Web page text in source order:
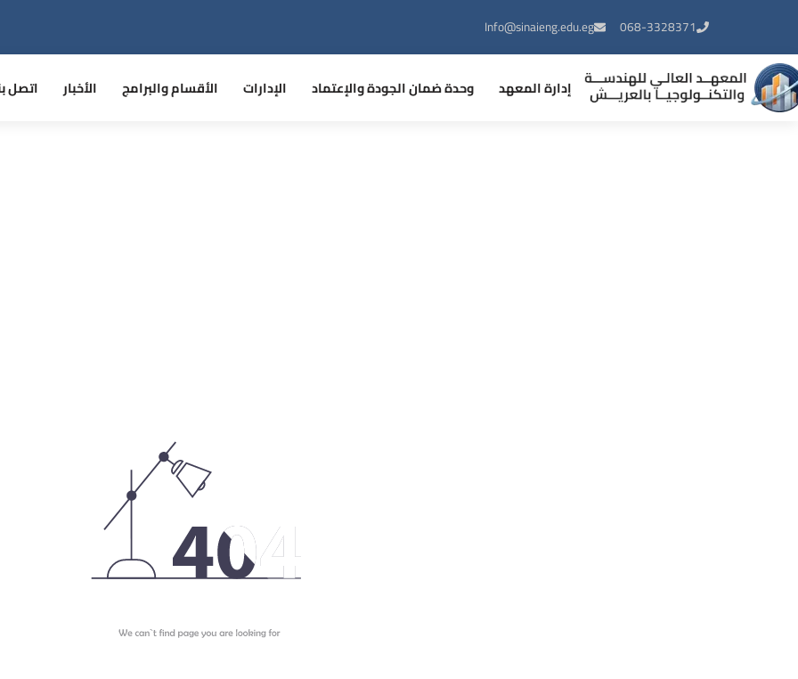
068-3328371
Info@sinaieng.edu.eg
إدارة المعهد وحدة ضمان الجودة والإعتماد الإدارات الأقسام والبرامج الأخبار اتصل